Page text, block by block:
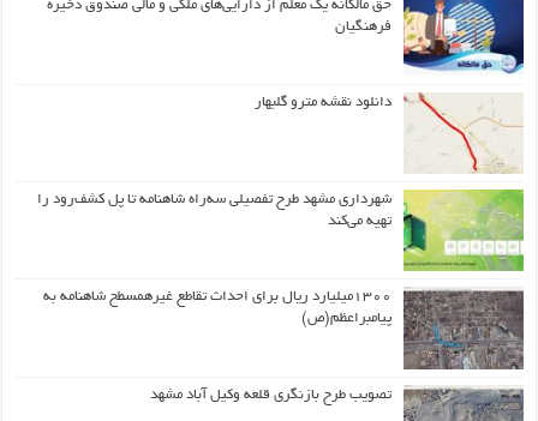
حق مالکانه یک معلم از دارایی‌های ملکی و مالی صندوق ذخیره
فرهنگیان
دانلود نقشه مترو گلبهار
شهرداری مشهد طرح تفصیلی سه‌راه شاهنامه تا پل کشف‌رود را
تهیه می‌کند
۱۳۰۰میلیارد ریال برای احداث تقاطع غیرهمسطح شاهنامه به
پیامبراعظم(ص)
تصویب طرح بازنگری قلعه وکیل آباد مشهد